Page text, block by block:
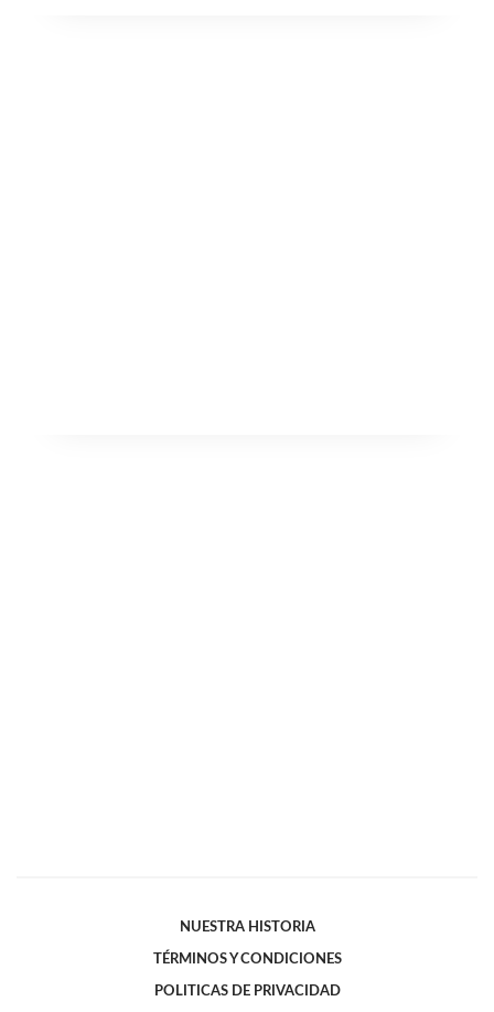
NUESTRA HISTORIA
TÉRMINOS Y CONDICIONES
POLITICAS DE PRIVACIDAD